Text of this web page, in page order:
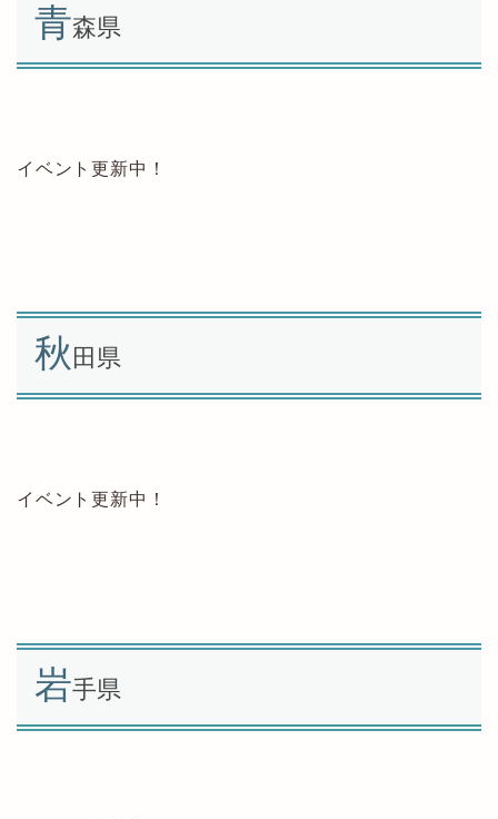
青森県
イベント更新中！
秋 田県
イベント更新中！
岩手県